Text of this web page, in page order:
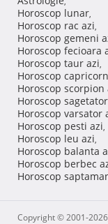
Horoscop lunar,
Horoscop rac azi,
Horoscop gemeni
Horoscop fecioara
Horoscop taur azi,
Horoscop
Horoscop scorpion
Horoscop
Horoscop varsator
Horoscop pesti azi,
Horoscop leu azi,
Horoscop balanta
Horoscop berbec
Horoscop
Copyright © 2001-